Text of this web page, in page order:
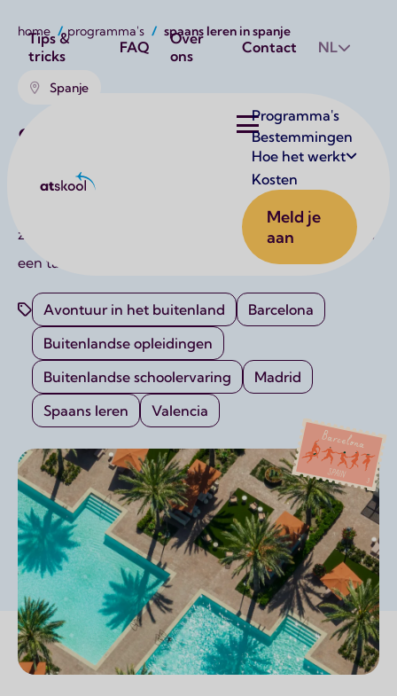
Utilities
Tips &
tricks
FAQ
Over
ons
Contact NL
Atskool
Hoofdnavigatie
Programma's
Bestemmingen
Hoe het werkt
Kosten
Meld je
aan
Kruimelpad
home programma's spaans leren in spanje
Spanje
Spaans leren in Spanje
Droom jij ervan om Spaans te leren op de plek waar de
taal écht leeft? Waar je elke dag omringd wordt door
zon, cultuur, tapas en de warme Spaanse sfeer? Dan is
een taalreis naar Spanje precies wat je zoekt.
Avontuur in het buitenland
Barcelona
Buitenlandse opleidingen
Buitenlandse schoolervaring
Madrid
Spaans leren
Valencia